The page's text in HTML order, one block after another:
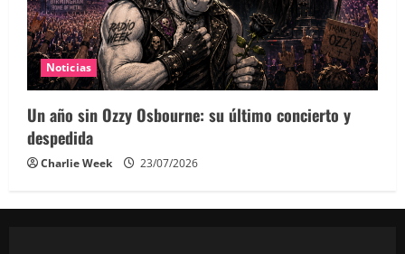
Noticias
Un año sin Ozzy Osbourne: su último concierto y
despedida
Charlie Week 23/07/2026